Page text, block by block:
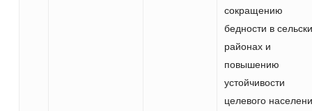
сокращению
бедности в
районах и
повышению
устойчивости
целевого